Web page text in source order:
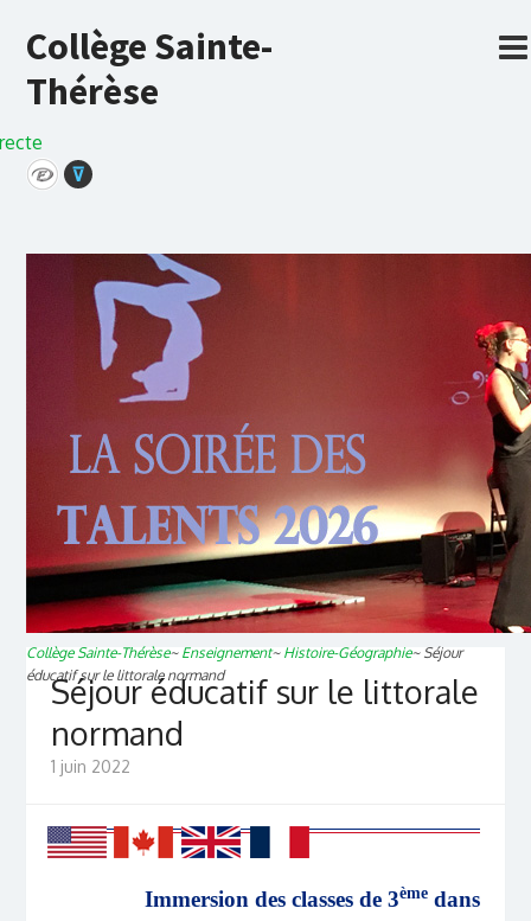
Collège Sainte-
Thérèse
⊽
Collège Sainte-Thérèse~ Enseignement~ Histoire-Géographie~ Séjour
éducatif sur le littorale normand
Séjour éducatif sur le littorale
normand
1 juin 2022
Immersion des classes de 3ème dans